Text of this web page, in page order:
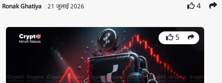
Ronak Ghatiya 21 जुलाई 2026 4
5